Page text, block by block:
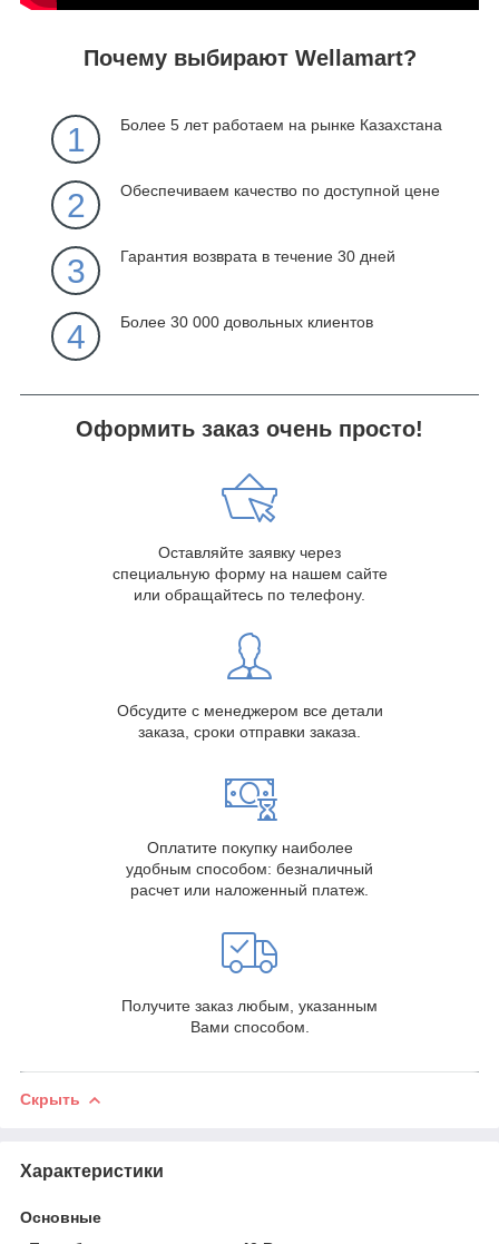
Почему выбирают Wellamart?
1 Более 5 лет работаем на рынке Казахстана
2 Обеспечиваем качество по доступной цене
3 Гарантия возврата в течение 30 дней
4 Более 30 000 довольных клиентов
Оформить заказ очень просто!
Оставляйте заявку через
специальную форму на нашем сайте
или обращайтесь по телефону.
Обсудите с менеджером все детали
заказа, сроки отправки заказа.
Оплатите покупку наиболее
удобным способом: безналичный
расчет или наложенный платеж.
Получите заказ любым, указанным
Вами способом.
Скрыть
Характеристики
Основные